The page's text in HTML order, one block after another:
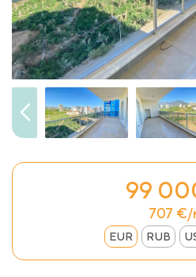
99
707 €/
EUR RUB